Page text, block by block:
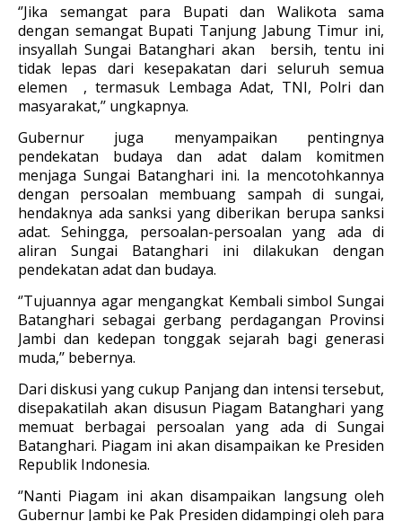
‘’Jika semangat para Bupati dan Walikota sama
dengan semangat Bupati Tanjung Jabung Timur ini,
insyallah Sungai Batanghari akan bersih, tentu ini
tidak lepas dari kesepakatan dari seluruh semua
elemen , termasuk Lembaga Adat, TNI, Polri dan
masyarakat,’’ ungkapnya.
Gubernur juga menyampaikan pentingnya
pendekatan budaya dan adat dalam komitmen
menjaga Sungai Batanghari ini. Ia mencotohkannya
dengan persoalan membuang sampah di sungai,
hendaknya ada sanksi yang diberikan berupa sanksi
adat. Sehingga, persoalan-persoalan yang ada di
aliran Sungai Batanghari ini dilakukan dengan
pendekatan adat dan budaya.
‘’Tujuannya agar mengangkat Kembali simbol Sungai
Batanghari sebagai gerbang perdagangan Provinsi
Jambi dan kedepan tonggak sejarah bagi generasi
muda,’’ bebernya.
Dari diskusi yang cukup Panjang dan intensi tersebut,
disepakatilah akan disusun Piagam Batanghari yang
memuat berbagai persoalan yang ada di Sungai
Batanghari. Piagam ini akan disampaikan ke Presiden
Republik Indonesia.
‘’Nanti Piagam ini akan disampaikan langsung oleh
Gubernur Jambi ke Pak Presiden didampingi oleh para